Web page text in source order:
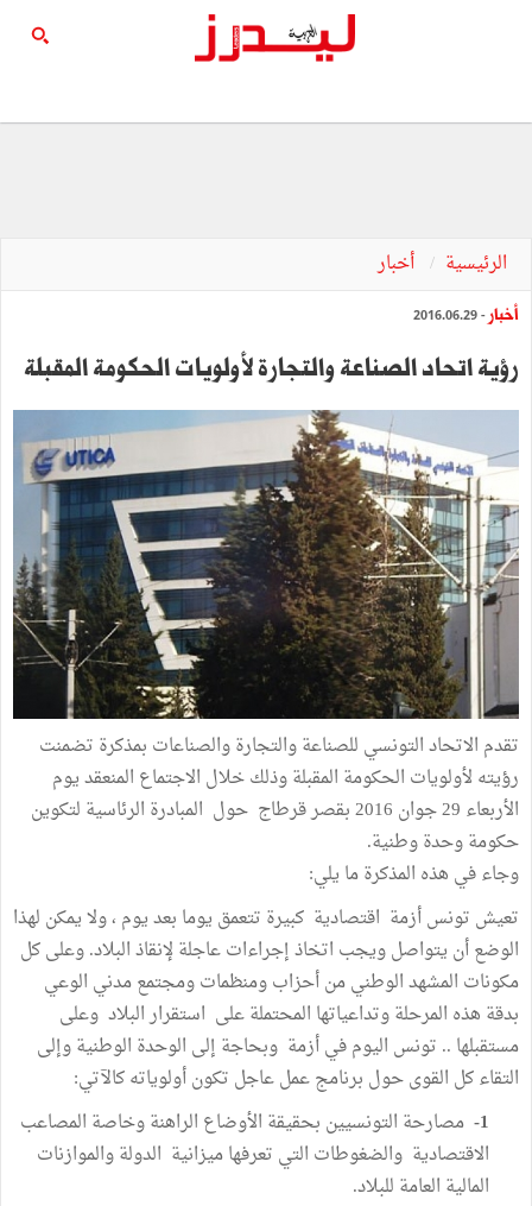
الرئيسية أخبار
أخبار - 2016.06.29
رؤية اتحاد الصناعة والتجارة لأولويات الحكومة المقبلة
تقدم الاتحاد التونسي للصناعة والتجارة والصناعات بمذكرة تضمنت
رؤيته لأولويات الحكومة المقبلة وذلك خلال الاجتماع المنعقد يوم
الأربعاء 29 جوان 2016 بقصر قرطاج حول المبادرة الرئاسية لتكوين
حكومة وحدة وطنية.
وجاء في هذه المذكرة ما يلي:
تعيش تونس أزمة اقتصادية كبيرة تتعمق يوما بعد يوم ، ولا يمكن لهذا
الوضع أن يتواصل ويجب اتخاذ إجراءات عاجلة لإنقاذ البلاد. وعلى كل
مكونات المشهد الوطني من أحزاب ومنظمات ومجتمع مدني الوعي
بدقة هذه المرحلة وتداعياتها المحتملة على استقرار البلاد وعلى
مستقبلها .. تونس اليوم في أزمة وبحاجة إلى الوحدة الوطنية وإلى
التقاء كل القوى حول برنامج عمل عاجل تكون أولوياته كالآتي:
1- مصارحة التونسيين بحقيقة الأوضاع الراهنة وخاصة المصاعب
الاقتصادية والضغوطات التي تعرفها ميزانية الدولة والموازنات
المالية العامة للبلاد.